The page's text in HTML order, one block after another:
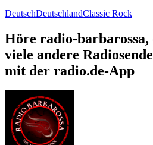
DeutschDeutschlandClassic Rock
Höre radio-
viele andere
mit der radio.de-App